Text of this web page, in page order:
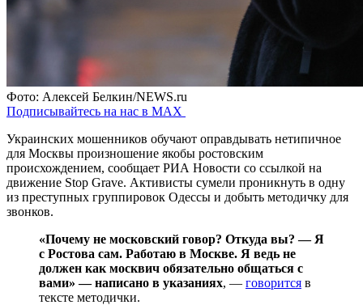
Фото: Алексей Белкин/NEWS.ru
Подписывайтесь на нас в MAX
Украинских мошенников обучают оправдывать нетипичное
для Москвы произношение якобы ростовским
происхождением, сообщает РИА Новости со ссылкой на
движение Stop Grave. Активисты сумели проникнуть в одну
из преступных группировок Одессы и добыть методичку для
звонков.
«Почему не московский говор? Откуда вы? — Я
с Ростова сам. Работаю в Москве. Я ведь не
должен как москвич обязательно общаться с
вами» — написано в указаниях, — говорится в
тексте методички.